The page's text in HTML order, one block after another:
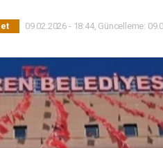
09.02.2026 - 18:44, Güncelleme: